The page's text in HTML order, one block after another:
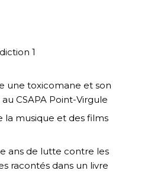
1
une toxicomane et son
CSAPA Point-Virgule
la musique et des films
ans de lutte contre les
racontés dans un livre